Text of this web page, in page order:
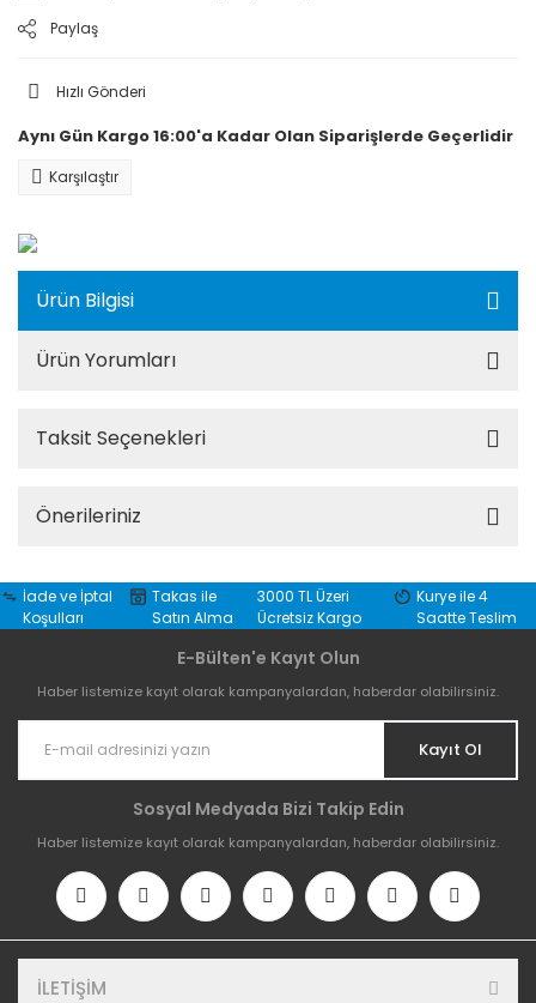
Paylaş
Hızlı Gönderi
Aynı Gün Kargo 16:00'a Kadar Olan Siparişlerde Geçerlidir
Karşılaştır
Ürün Bilgisi
Ürün Yorumları
Taksit Seçenekleri
Önerileriniz
İade ve İptal
Koşulları
Takas ile
Satın Alma
3000 TL Üzeri
Ücretsiz Kargo
Kurye ile 4
Saatte Teslim
E-Bülten'e Kayıt Olun
Haber listemize kayıt olarak kampanyalardan, haberdar olabilirsiniz.
Kayıt Ol
Sosyal Medyada Bizi Takip Edin
Haber listemize kayıt olarak kampanyalardan, haberdar olabilirsiniz.
İLETİŞİM